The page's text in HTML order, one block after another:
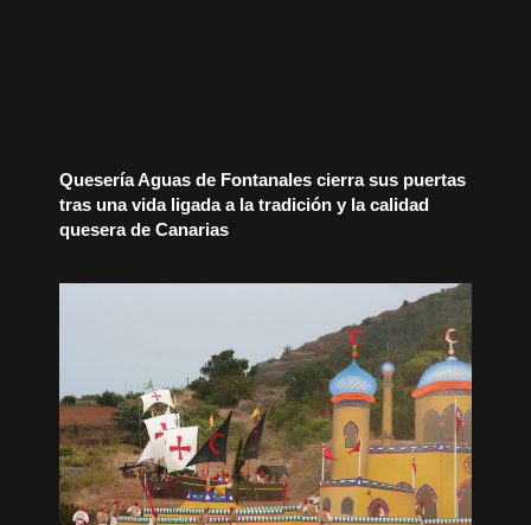
Quesería Aguas de Fontanales cierra sus puertas
tras una vida ligada a la tradición y la calidad
quesera de Canarias